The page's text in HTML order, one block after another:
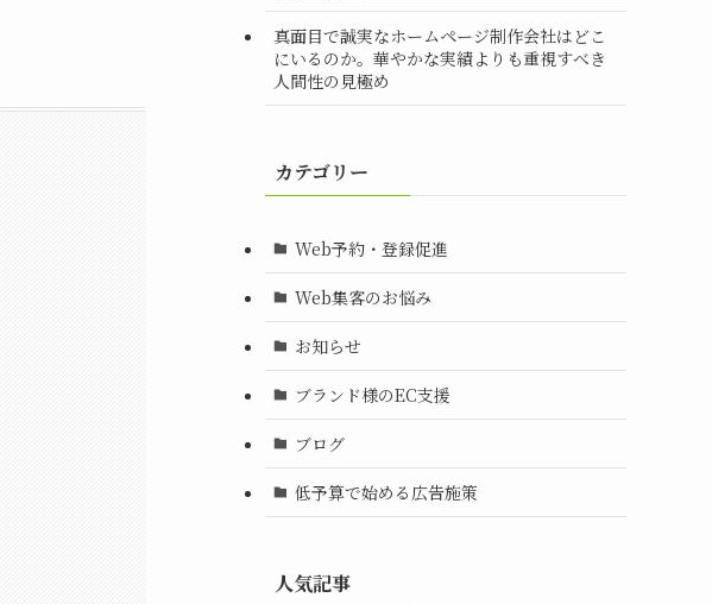
真面目で誠実なホームページ制作会社はどこ
にいるのか。華やかな実績よりも重視すべき
人間性の見極め
カテゴリー
Web予約・登録促進
Web集客のお悩み
お知らせ
ブランド様のEC支援
ブログ
低予算で始める広告施策
人気記事